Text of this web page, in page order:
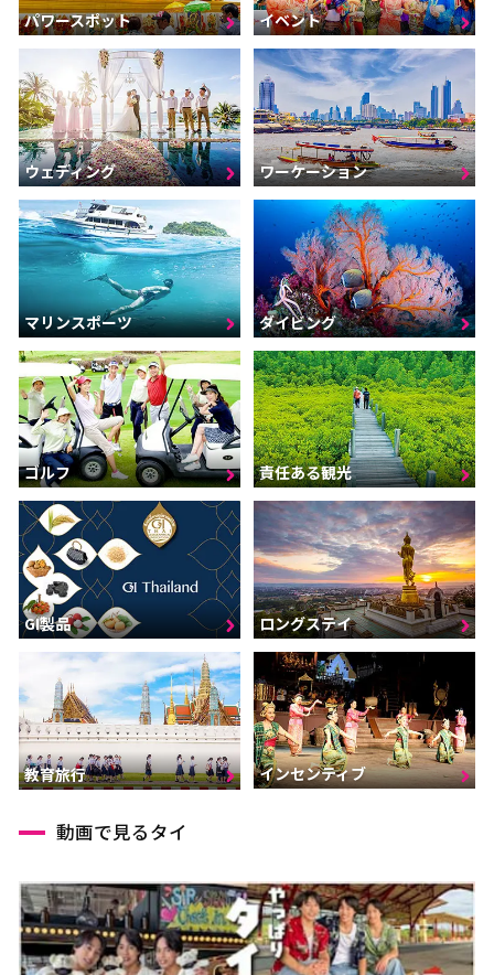
パワースポット イベント
ウェディング ワーケーション
マリンスポーツ ダイビング
ゴルフ 責任ある観光
GI製品 ロングステイ
教育旅行 インセンティブ
動画で見るタイ